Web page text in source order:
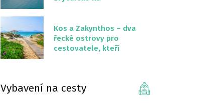
Kos a Zakynthos – dva
řecké ostrovy pro
cestovatele, kteří
Vybavení na cesty